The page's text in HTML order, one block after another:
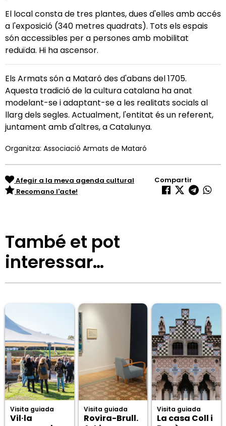
El local consta de tres plantes, dues d'elles amb accés
a l'exposició (340 metres quadrats). Tots els espais
són accessibles per a persones amb mobilitat
reduïda. Hi ha ascensor.
Els Armats són a Mataró des d'abans del 1705.
Aquesta tradició de la cultura catalana ha anat
modelant-se i adaptant-se a les realitats socials al
llarg dels segles. Actualment, l'entitat és un referent,
juntament amb d'altres, a Catalunya.
Organitza: Associació Armats de Mataró
Afegir a la meva agenda cultural
Recomano l'acte!
Compartir
També et pot
interessar…
Visita guiada
Vil·la
Visita guiada
Rovira-Brull.
Visita guiada
La casa Coll i